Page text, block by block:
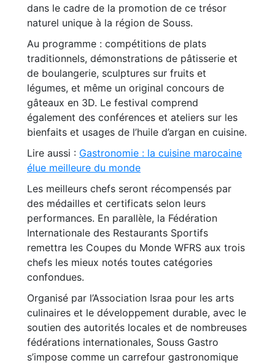
dans le cadre de la promotion de ce trésor
naturel unique à la région de Souss.
Au programme : compétitions de plats
traditionnels, démonstrations de pâtisserie et
de boulangerie, sculptures sur fruits et
légumes, et même un original concours de
gâteaux en 3D. Le festival comprend
également des conférences et ateliers sur les
bienfaits et usages de l’huile d’argan en cuisine.
Lire aussi : Gastronomie : la cuisine marocaine
élue meilleure du monde
Les meilleurs chefs seront récompensés par
des médailles et certificats selon leurs
performances. En parallèle, la Fédération
Internationale des Restaurants Sportifs
remettra les Coupes du Monde WFRS aux trois
chefs les mieux notés toutes catégories
confondues.
Organisé par l’Association Israa pour les arts
culinaires et le développement durable, avec le
soutien des autorités locales et de nombreuses
fédérations internationales, Souss Gastro
s’impose comme un carrefour gastronomique